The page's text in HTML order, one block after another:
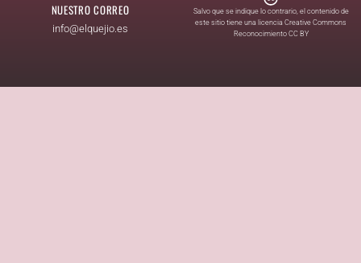
Salvo que se indique lo contrario, el contenido de
este sitio tiene una licencia Creative Commons
Reconocimiento CC BY
NUESTRO CORREO
info@elquejio.es